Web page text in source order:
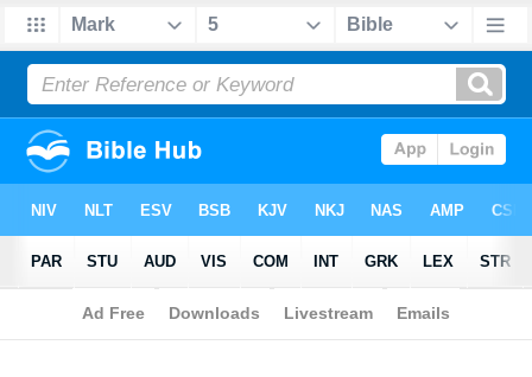
Biblia>Stephanus TR 1550 > ΚΑΤΑ ΜΑΡΚΟΝ 5